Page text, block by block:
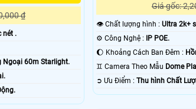
₫
nét .
Ngoại 60m Starlight.
Giá gốc:
👁 Chất lượng hình :Ultra 2k+
⚙ Công Nghệ : IP POE.
🌔 Khoảng Cách Ban Đêm :
♊ Camera Theo Mẫu Dome
️➲ Ưu Điểm :Thu hình Chất